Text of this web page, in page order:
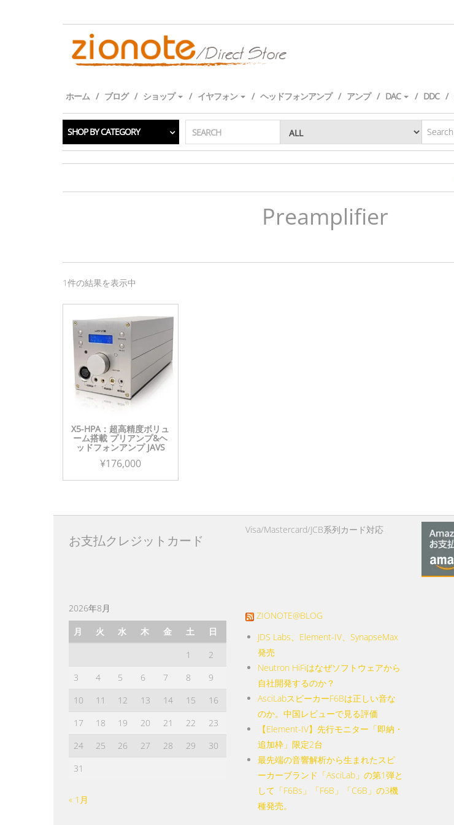
ホーム ブログ ショップ イヤフォン ヘッドフォンアンプ アンプ DAC DDC
SHOP BY CATEGORY SEARCH
Preamplifier
1件の結果を表示中
X5-HPA：超高精度ボリュ
ーム搭載 プリアンプ&ヘ
ッドフォンアンプ JAVS
¥176,000
こ
商
に
バ
リ
シ
ョ
が
あ
お支払クレジットカード
Visa/Mastercard/JCB系列カード対応
2026年8月
月
火 水 木 金 土
日
1
2
3
4 5 6 7 8
9
10
11 12 13 14 15
16
17
18 19 20 21 22
23
24
25 26 27 28 29
30
31
« 1月
ZIONOTE@BLOG
JDS Labs、Element-IV、SynapseMax
発売
Neutron HiFiはなぜソフトウェアから
自社開発するのか？
AsciLabスピーカーF6Bは正しい音な
のか。中国レビューで見る評価
【Element-IV】先行モニター「即納・
追加枠」限定2台
最先端の音響解析から生まれたスピ
ーカーブランド「AsciLab」の第1弾と
して「F6Bs」「F6B」「C6B」の3機
種発売。